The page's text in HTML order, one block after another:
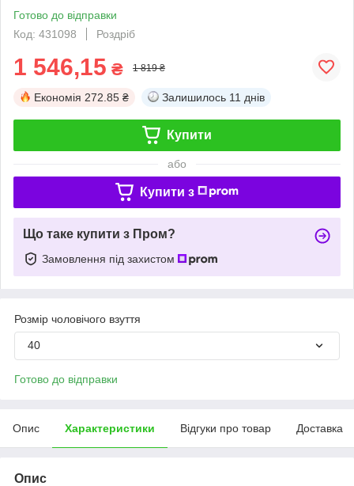
Готово до відправки
Код: 431098
Роздріб
1 546,15 ₴ 1 819 ₴
Економія 272.85 ₴ Залишилось 11 днів
Купити
або
Купити з
Що таке купити з Пром?
Замовлення під захистом
Розмір чоловічого взуття
40
Готово до відправки
Опис Характеристики Відгуки про товар Доставка
Опис